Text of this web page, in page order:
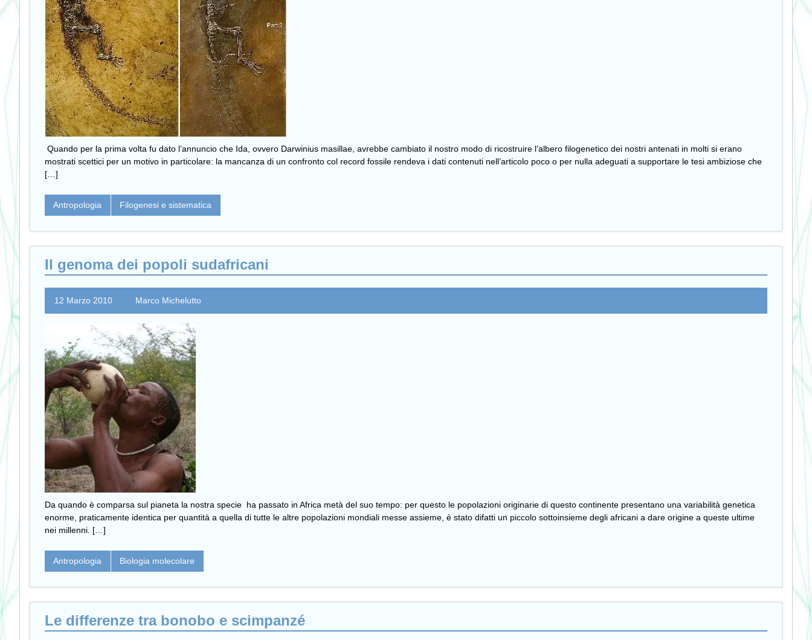
Quando per la prima volta fu dato l’annuncio che Ida, ovvero Darwinius masillae, avrebbe cambiato il nostro modo di ricostruire l’albero filogenetico dei nostri antenati in molti si erano
mostrati scettici per un motivo in particolare: la mancanza di un confronto col record fossile rendeva i dati contenuti nell’articolo poco o per nulla adeguati a supportare le tesi ambiziose che
[…]
Antropologia Filogenesi e sistematica
Il genoma dei popoli sudafricani
12 Marzo 2010 Marco Michelutto
Da quando è comparsa sul pianeta la nostra specie ha passato in Africa metà del suo tempo: per questo le popolazioni originarie di questo continente presentano una variabilità genetica
enorme, praticamente identica per quantità a quella di tutte le altre popolazioni mondiali messe assieme, è stato difatti un piccolo sottoinsieme degli africani a dare origine a queste ultime
nei millenni. […]
Antropologia Biologia molecolare
Le differenze tra bonobo e scimpanzé